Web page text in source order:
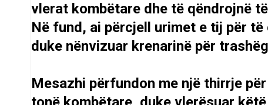
vlerat kombëtare dhe të qëndrojnë
Në fund, ai përcjell urimet e tij për
duke nënvizuar krenarinë për
Mesazhi përfundon me një thirrje